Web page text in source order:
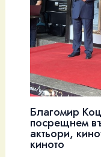
Благомир
посрещнем
актьори,
киното